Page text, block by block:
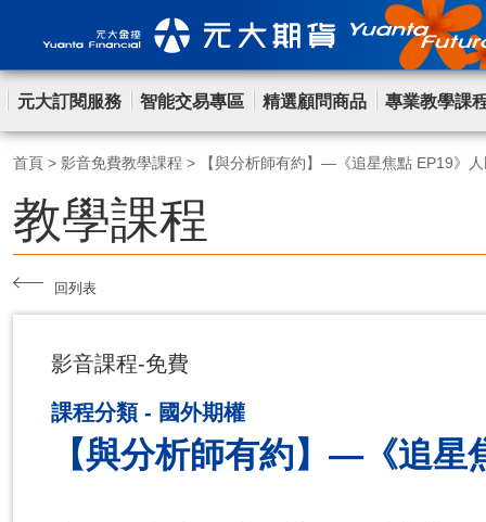
元大訂閱服務 智能交易專區 精選顧問商品 專業教學課
首頁 > 影音免費教學課程 > 【與分析師有約】—《追星焦點 EP19》
教學課程
回列表
影音課程-免費
課程分類 - 國外期權
【與分析師有約】—《追